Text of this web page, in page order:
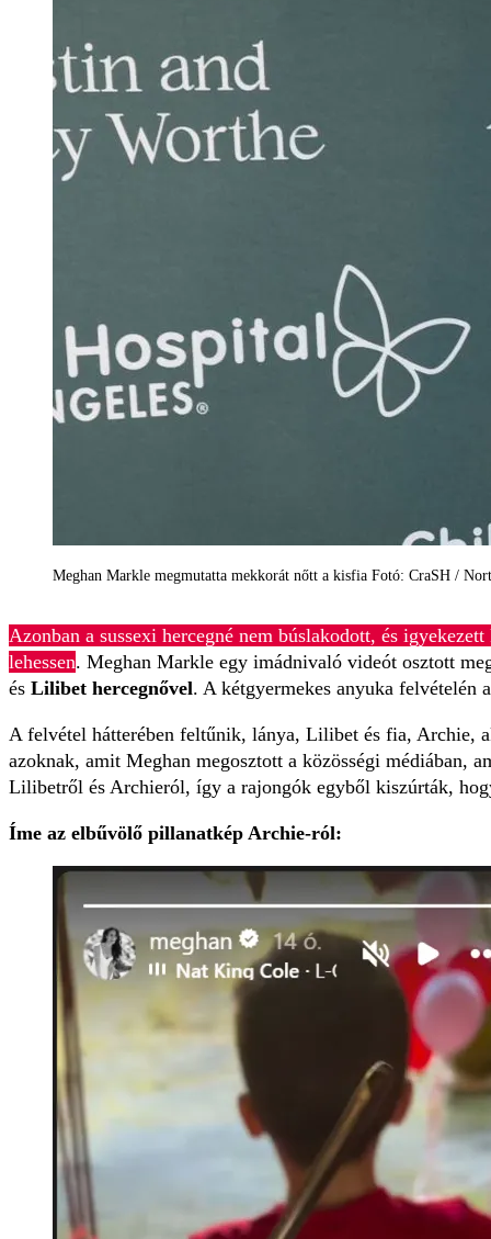
Meghan Markle megmutatta mekkorát nőtt a kisfia Fotó: CraSH /
Azonban a sussexi hercegné nem búslakodott, és
lehessen. Meghan Markle egy imádnivaló videót osztott
és Lilibet hercegnővel. A kétgyermekes anyuka felvételén
A felvétel hátterében feltűnik, lánya, Lilibet és fia, Archie,
azoknak, amit Meghan megosztott a közösségi médiában,
Lilibetről és Archieról, így a rajongók egyből kiszúrták,
Íme az elbűvölő pillanatkép Archie-ról: